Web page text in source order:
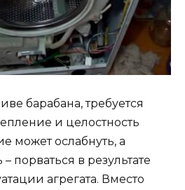
барабана, требуется
и целостность
может ослабнуть, а
порваться в результате
агрегата. Вместо